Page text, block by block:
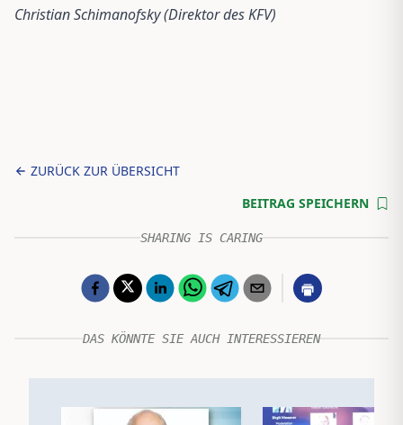
Christian Schimanofsky (Direktor des KFV)
ZURÜCK ZUR ÜBERSICHT
BEITRAG SPEICHERN
SHARING IS CARING
DAS KÖNNTE SIE AUCH INTERESSIEREN